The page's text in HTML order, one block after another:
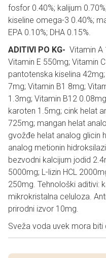
fosfor 0.40%; kalijum
kiseline omega-3 0.40%;
EPA 0.10%; DHA 0.15%.
ADITIVI PO KG- Vitamin A
Vitamin E 550mg; Vitamin
pantotenska kiselina
7mg; Vitamin B1 8mg;
1.3mg; Vitamin B12
karoten 1.5mg; cink helat
725mg; mangan helat
gvožđe helat analog glicin
analog metionin
bezvodni kalcijum jodid
5000mg; L-lizin HCL
250mg. Tehnološki aditivi:
mikrokristalna celuloza.
prirodni izvor 10mg.
Sveža voda uvek mora biti